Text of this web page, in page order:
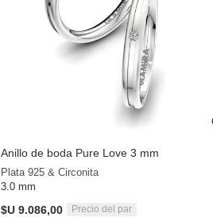
Anillo de boda Pure Love 3 mm
Plata 925 & Circonita
3.0 mm
$U 9.086,00
Precio del par